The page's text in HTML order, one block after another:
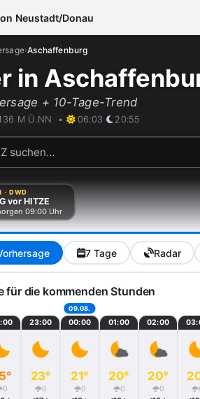
Neustadt/Donau
›Aschaffenburg
in
+ 10-Tage-Trend
M Ü.NN • 06:03 20:55
· DWD
vor HITZE
09:00 Uhr
7 Tage Radar
für die kommenden Stunden
0
23:00
23°
0
00:00
21°
0
01:00
20°
0
02:00
20°
0